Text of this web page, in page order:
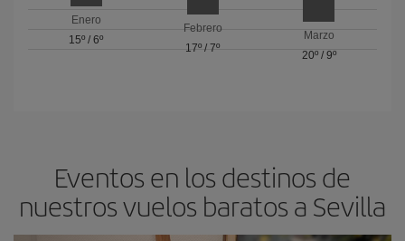
Enero
15º /6º
Febrero
17º / 7º
Marzo
20º/ 9º
Eventos en los destinos de
nuestros vuelos baratos a Sevilla